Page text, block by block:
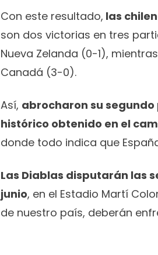
Con este resultado, las
son dos victorias en tres
Nueva Zelanda (0-1),
Canadá (3-0).
Así, abrocharon su
histórico obtenido en el
donde todo indica que
Las Diablas disputarán las
junio, en el Estadio Martí
de nuestro país, deberán